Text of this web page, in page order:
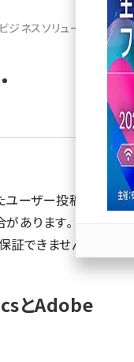
ネスソリューション
ーザー投稿のた
ります。 また、
できません。
とAdobe